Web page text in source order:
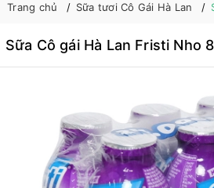
Trang chủ Sữa tươi Cô Gái Hà Lan
Sữa Cô gái Hà Lan Fristi Nho